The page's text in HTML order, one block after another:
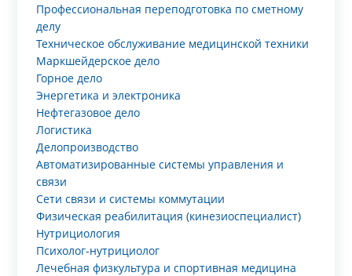
Профессиональная переподготовка по сметному
делу
Техническое обслуживание медицинской техники
Маркшейдерское дело
Горное дело
Энергетика и электроника
Нефтегазовое дело
Логистика
Делопроизводство
Автоматизированные системы управления и
связи
Сети связи и системы коммутации
Физическая реабилитация (кинезиоспециалист)
Нутрициология
Психолог-нутрициолог
Лечебная физкультура и спортивная медицина